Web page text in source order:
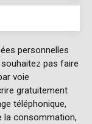
personnelles
pas faire
voie
gratuitement
téléphonique,
la consommation,